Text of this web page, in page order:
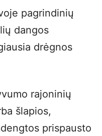
pagrindinių
dangos
drėgnos
rajoninių
šlapios,
prispausto